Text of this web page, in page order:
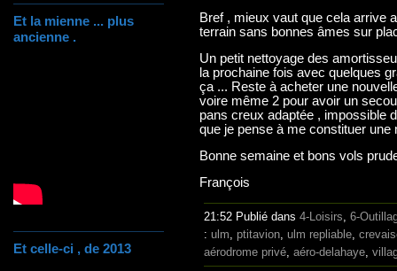
Et la mienne ... plus
ancienne .
Et celle-ci , de 2013
Bref , mieux vaut que cela arrive
terrain sans bonnes âmes sur
Un petit nettoyage des
la prochaine fois avec quelques
ça ... Reste à acheter une
voire même 2 pour avoir un
pans creux adaptée , impossible
que je pense à me constituer
Bonne semaine et bons vols
François
21:52 Publié dans 4-Loisirs, 6-
: ulm, ptitavion, ulm repliable,
aérodrome privé, aéro-delahaye,